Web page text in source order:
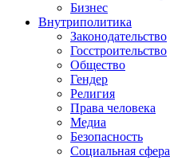
Бизнес
Внутриполитика
Законодательство
Госстроительство
Общество
Гендер
Религия
Права человека
Медиа
Безопасность
Социальная сфера